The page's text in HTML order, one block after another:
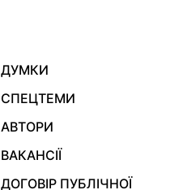
ДУМКИ
СПЕЦТЕМИ
АВТОРИ
ВАКАНСІЇ
ДОГОВІР ПУБЛІЧНОЇ